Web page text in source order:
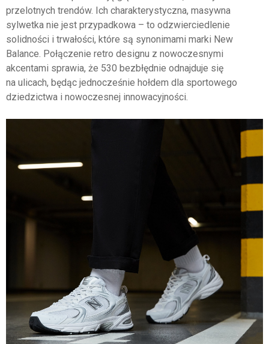
przelotnych trendów. Ich charakterystyczna, masywna
sylwetka nie jest przypadkowa – to odzwierciedlenie
solidności i trwałości, które są synonimami marki New
Balance. Połączenie retro designu z nowoczesnymi
akcentami sprawia, że 530 bezbłędnie odnajduje się
na ulicach, będąc jednocześnie hołdem dla sportowego
dziedzictwa i nowoczesnej innowacyjności.